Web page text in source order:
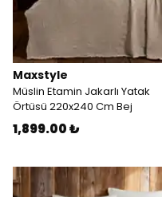
Maxstyle
Müslin Etamin Jakarlı Yatak
Örtüsü 220x240 Cm Bej
1,899.00 ₺